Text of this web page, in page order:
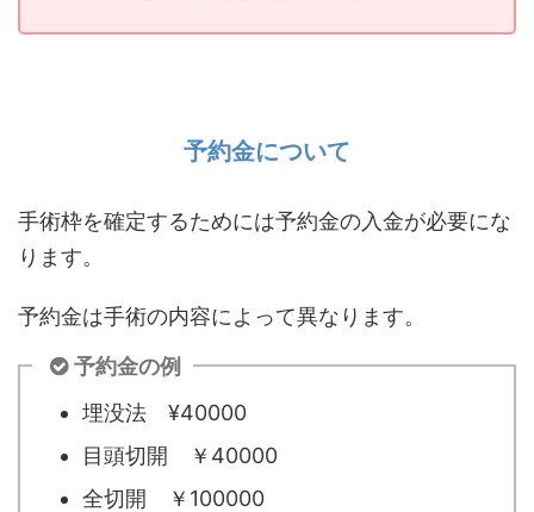
予約金について
手術枠を確定するためには予約金の入金が必要にな
ります。
予約金は手術の内容によって異なります。
予約金の例
埋没法 ¥40000
目頭切開 ￥40000
全切開 ￥100000